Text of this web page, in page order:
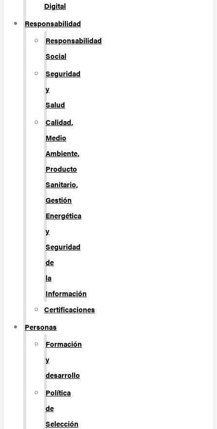
Digital
Responsabilidad
Responsabilidad
Social
Seguridad
y
Salud
Calidad,
Medio
Ambiente,
Producto
Sanitario,
Gestión
Energética
y
Seguridad
de
la
Información
Certificaciones
Personas
Formación
y
desarrollo
Política
de
Selección